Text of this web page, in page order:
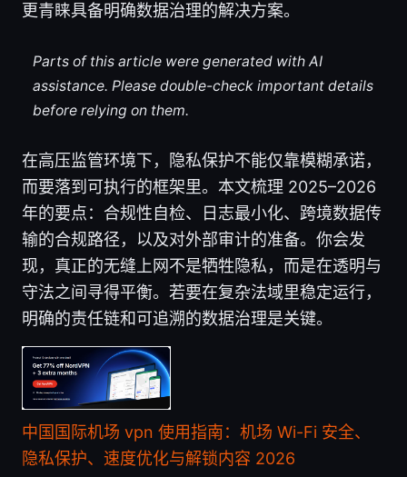
更青睐具备明确数据治理的解决方案。
Parts of this article were generated with AI
assistance. Please double-check important details
before relying on them.
在高压监管环境下，隐私保护不能仅靠模糊承诺，
而要落到可执行的框架里。本文梳理 2025–2026
年的要点：合规性自检、日志最小化、跨境数据传
输的合规路径，以及对外部审计的准备。你会发
现，真正的无缝上网不是牺牲隐私，而是在透明与
守法之间寻得平衡。若要在复杂法域里稳定运行，
明确的责任链和可追溯的数据治理是关键。
中国国际机场 vpn 使用指南：机场 Wi-Fi 安全、
隐私保护、速度优化与解锁内容 2026